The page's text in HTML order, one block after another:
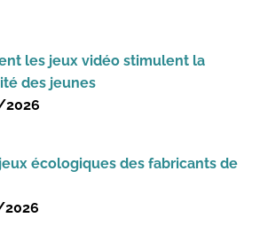
les jeux vidéo stimulent la
des jeunes
écologiques des fabricants de